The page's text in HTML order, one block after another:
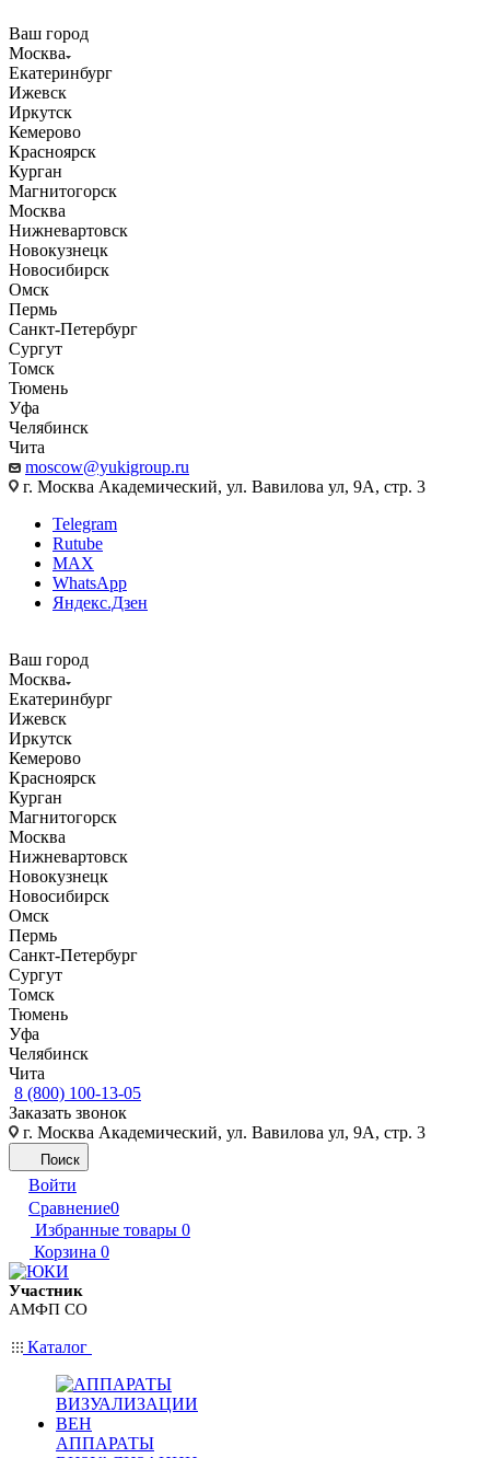
Ваш город
Москва
Екатеринбург
Ижевск
Иркутск
Кемерово
Красноярск
Курган
Магнитогорск
Москва
Нижневартовск
Новокузнецк
Новосибирск
Омск
Пермь
Санкт-Петербург
Сургут
Томск
Тюмень
Уфа
Челябинск
Чита
moscow@yukigroup.ru
г. Москва Академический, ул. Вавилова ул, 9А, стр. 3
Telegram
Rutube
MAX
WhatsApp
Яндекс.Дзен
Ваш город
Москва
Екатеринбург
Ижевск
Иркутск
Кемерово
Красноярск
Курган
Магнитогорск
Москва
Нижневартовск
Новокузнецк
Новосибирск
Омск
Пермь
Санкт-Петербург
Сургут
Томск
Тюмень
Уфа
Челябинск
Чита
8 (800) 100-13-05
Заказать звонок
г. Москва Академический, ул. Вавилова ул, 9А, стр. 3
Поиск
Войти
Сравнение0
Избранные товары 0
Корзина 0
Участник
АМФП СО
Каталог
АППАРАТЫ